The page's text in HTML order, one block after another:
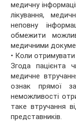
медичну
лікування,
неповну
обмежити
медичними
• Коли
Згода пацієнта
медичне
ознак прямої
неможливості
таке втручання
представників.